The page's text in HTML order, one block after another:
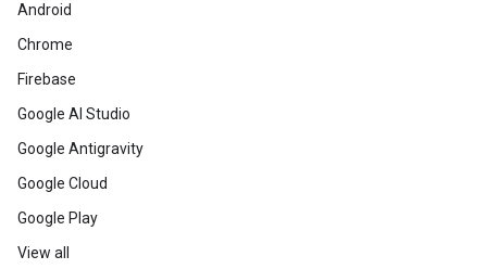
Android
Chrome
Firebase
Google AI Studio
Google Antigravity
Google Cloud
Google Play
View all